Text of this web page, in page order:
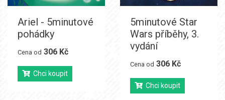
Ariel - 5minutové
pohádky
Cena od 306 Kč
Chci koupit
5minutové Star
Wars příběhy, 3.
vydání
Cena od 306 Kč
Chci koupit